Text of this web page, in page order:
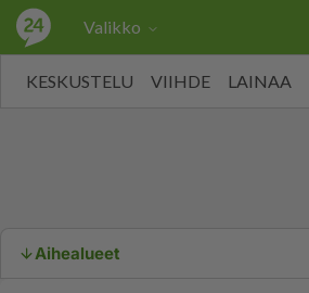
Valikko
KESKUSTELU VIIHDE LAINAA
Aihealueet